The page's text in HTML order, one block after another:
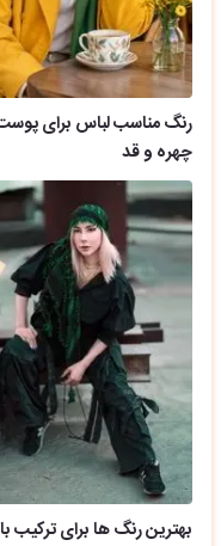
رنگ مناسب لباس برای
چهره و قد
بهترین رنگ ها برای ترکیب